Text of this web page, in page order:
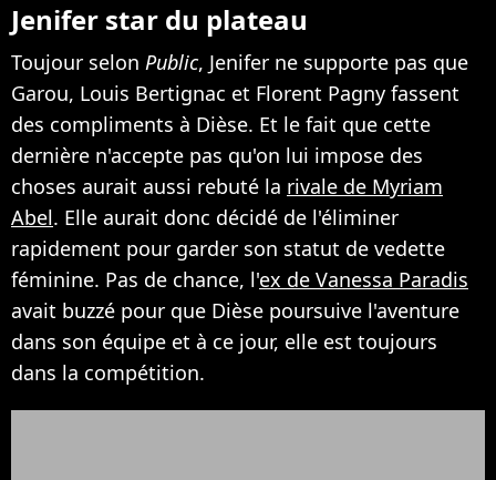
Jenifer star du plateau
Toujour selon Public, Jenifer ne supporte pas que
Garou, Louis Bertignac et Florent Pagny fassent
des compliments à Dièse. Et le fait que cette
dernière n'accepte pas qu'on lui impose des
choses aurait aussi rebuté la rivale de Myriam
Abel. Elle aurait donc décidé de l'éliminer
rapidement pour garder son statut de vedette
féminine. Pas de chance, l'ex de Vanessa Paradis
avait buzzé pour que Dièse poursuive l'aventure
dans son équipe et à ce jour, elle est toujours
dans la compétition.